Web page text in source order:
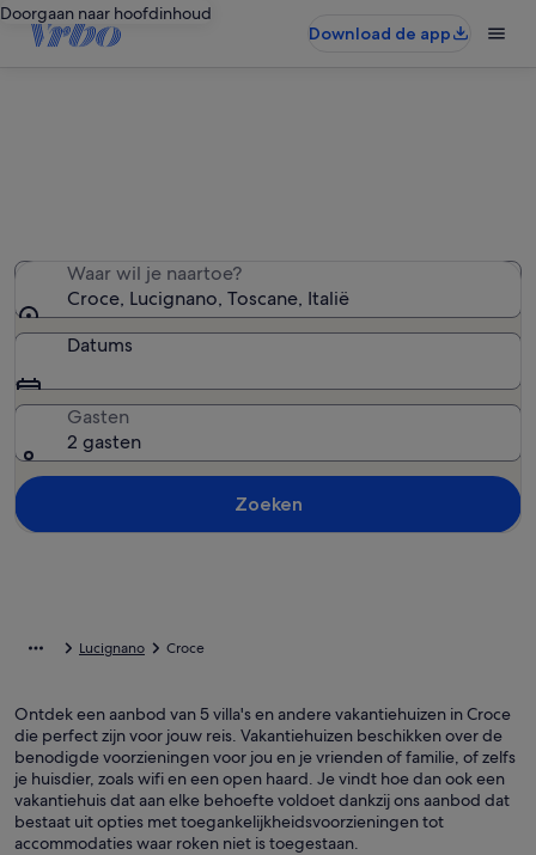
Doorgaan naar hoofdinhoud
Download de app
Waar wil je naartoe?
Croce, Lucignano, Toscane, Italië
Datums
Gasten
2 gasten
Zoeken
Lucignano Croce
Ontdek een aanbod van 5 villa's en andere vakantiehuizen in Croce
die perfect zijn voor jouw reis. Vakantiehuizen beschikken over de
benodigde voorzieningen voor jou en je vrienden of familie, of zelfs
je huisdier, zoals wifi en een open haard. Je vindt hoe dan ook een
vakantiehuis dat aan elke behoefte voldoet dankzij ons aanbod dat
bestaat uit opties met toegankelijkheidsvoorzieningen tot
accommodaties waar roken niet is toegestaan.